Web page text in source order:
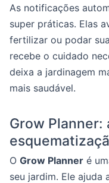
As notificações
super práticas. Elas
fertilizar ou podar
recebe o cuidado
deixa a jardinagem
mais saudável.
Grow Planner:
O Grow Planner é
seu jardim. Ele ajuda